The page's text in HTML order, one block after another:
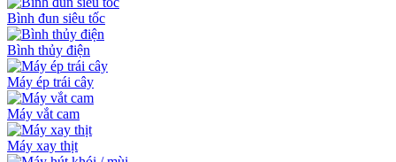
Bình đun siêu tốc
Bình thủy điện
Máy ép trái cây
Máy vắt cam
Máy xay thịt